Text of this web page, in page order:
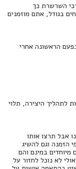
השרשרת כך
בגודל, אתם מוזמנים
הראשונה אחרי
הזמנה, יש להמתין בין 2-4 שבועות לתהליך היצירה, תלוי
אבל תרצו אותו
הזמנה וגם להשיג
מיוחדים במינם והם
לא נוכל לחזור על